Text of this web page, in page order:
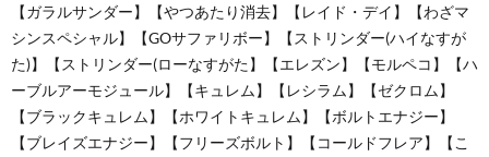
【ガラルサンダー】【やつあたり消去】【レイド・デイ】【わざマ
シンスペシャル】【GOサファリボー】【ストリンダー(ハイなすが
た)】【ストリンダー(ローなすがた】【エレズン】【モルペコ】【ハ
ーブルアーモジュール】【キュレム】【レシラム】【ゼクロム】
【ブラックキュレム】【ホワイトキュレム】【ボルトエナジー】
【ブレイズエナジー】【フリーズボルト】【コールドフレア】【こ